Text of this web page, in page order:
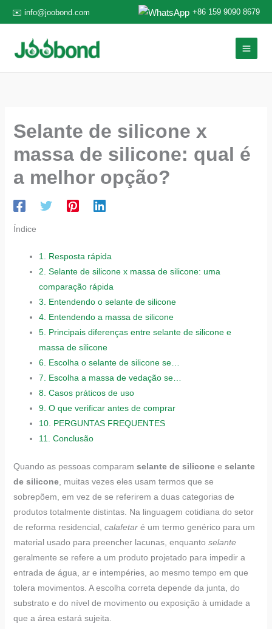
para
conteúdo
✉️ info@joobond.com +86 159 9090 8679
Selante de silicone x
massa de silicone: qual é
a melhor opção?
Índice
1. Resposta rápida
2. Selante de silicone x massa de silicone: uma
comparação rápida
3. Entendendo o selante de silicone
4. Entendendo a massa de silicone
5. Principais diferenças entre selante de silicone e
massa de silicone
6. Escolha o selante de silicone se…
7. Escolha a massa de vedação se…
8. Casos práticos de uso
9. O que verificar antes de comprar
10. PERGUNTAS FREQUENTES
11. Conclusão
Quando as pessoas comparam selante de siliconee selante
de silicone, muitas vezes eles usam termos que se
sobrepõem, em vez de se referirem a duas categorias de
produtos totalmente distintas. Na linguagem cotidiana do setor
de reforma residencial, calafetaré um termo genérico para um
material usado para preencher lacunas, enquanto selante
geralmente se refere a um produto projetado para impedir a
entrada de água, ar e intempéries, ao mesmo tempo em que
tolera movimentos. A escolha correta depende da junta, do
substrato e do nível de movimento ou exposição à umidade a
que a área estará sujeita.